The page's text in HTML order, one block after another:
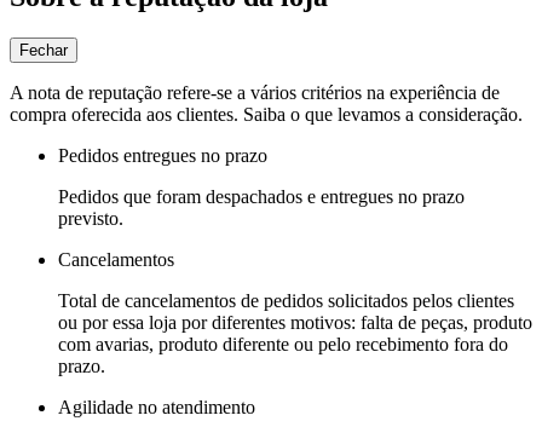
Fechar
A nota de reputação refere-se a vários critérios na experiência de
compra oferecida aos clientes. Saiba o que levamos a consideração.
Pedidos entregues no prazo
Pedidos que foram despachados e entregues no prazo
previsto.
Cancelamentos
Total de cancelamentos de pedidos solicitados pelos clientes
ou por essa loja por diferentes motivos: falta de peças, produto
com avarias, produto diferente ou pelo recebimento fora do
prazo.
Agilidade no atendimento